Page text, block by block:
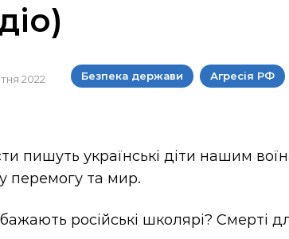
2022 Безпека держави Агресія РФ
пишуть українські діти нашим
у перемогу та мир.
російські школярі? Смерті